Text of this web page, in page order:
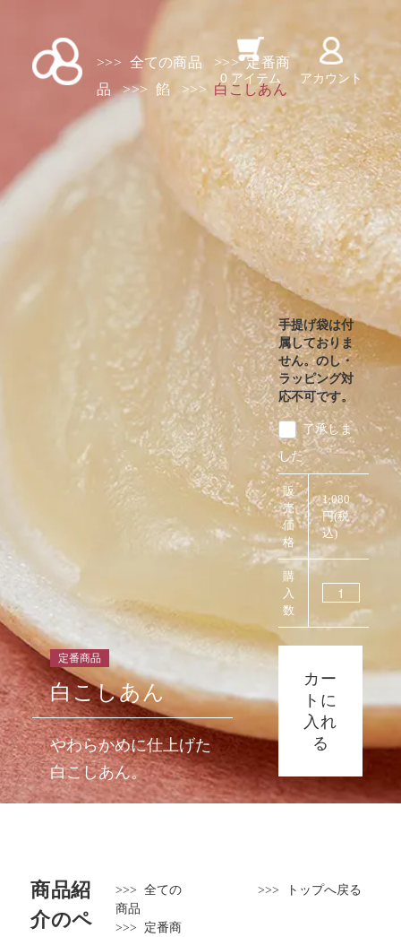
商品紹
介のペ
>>> 全ての商品 >>>定番商
品 >>> 餡 >>> 白こしあん
定番商品
白こしあん
やわらかめに仕上げた
白こしあん。
手提げ袋は付
属しておりま
せん。のし・
ラッピング対
応不可です。
了承しま
した
販
売
価
格
1,080
円(税
込)
購
入
数
カー
トに
入れ
る
0 アイテム アカウント
>>> 全ての
商品
>>> 定番商
>>> トップへ戻る